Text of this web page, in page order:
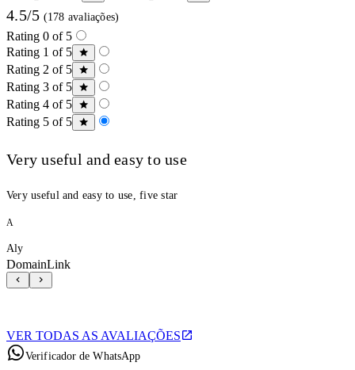
4.5/5 (178 avaliações)
Rating 0 of 5
Rating 1 of 5
Rating 2 of 5
Rating 3 of 5
Rating 4 of 5
Rating 5 of 5
Very useful and easy to use
Very useful and easy to use, five star
A
Aly
DomainLink
VER TODAS AS AVALIAÇÕES
Verificador de WhatsApp